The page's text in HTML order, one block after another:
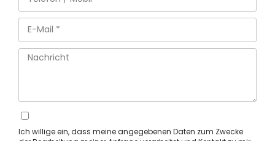
Ich willige ein, dass meine angegebenen Daten zum Zwecke